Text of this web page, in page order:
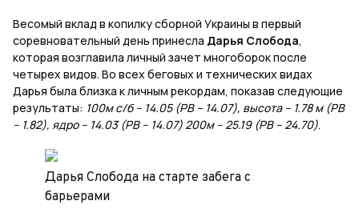
Весомый вклад в копилку сборной Украины в первый
соревновательный день принесла Дарья Слобода,
которая возглавила личный зачет многоборок после
четырех видов. Во всех беговых и технических видах
Дарья была близка к личным рекордам, показав следующие
результаты: 100м с/б – 14.05 (PB – 14.07), высота – 1.78 м (PB
– 1.82), ядро – 14.03 (PB – 14.07) 200м – 25.19 (PB – 24.70).
Дарья Слобода на старте забега с
барьерами